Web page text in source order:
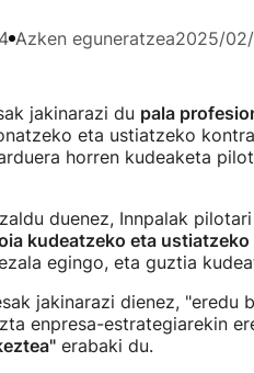
Azken eguneratzea2025/
jakinarazi du pala
eta ustiatzeko
horren kudeaketa
duenez, Innpalak
kudeatzeko eta
egingo, eta guztia
jakinarazi dienez,
enpresa-estrategiarekin
erabaki du.